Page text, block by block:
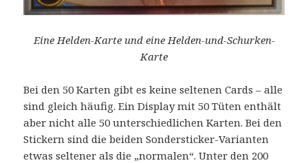
Eine Helden-Karte und eine Helden-und-Schurken-
Karte
Bei den 50 Karten gibt es keine seltenen Cards – alle
sind gleich häufig. Ein Display mit 50 Tüten enthält
aber nicht alle 50 unterschiedlichen Karten. Bei den
Stickern sind die beiden Sondersticker-Varianten
etwas seltener als die „normalen“. Unter den 200